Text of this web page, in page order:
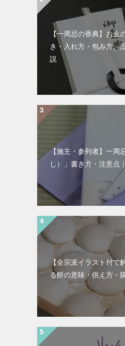
【一周忌の香典】お金
き・入れ方・包み方、
説
【施主・参列者】一周
し）」書き方・注意点
【全宗派イラスト付で
る餅の意味・供え方・